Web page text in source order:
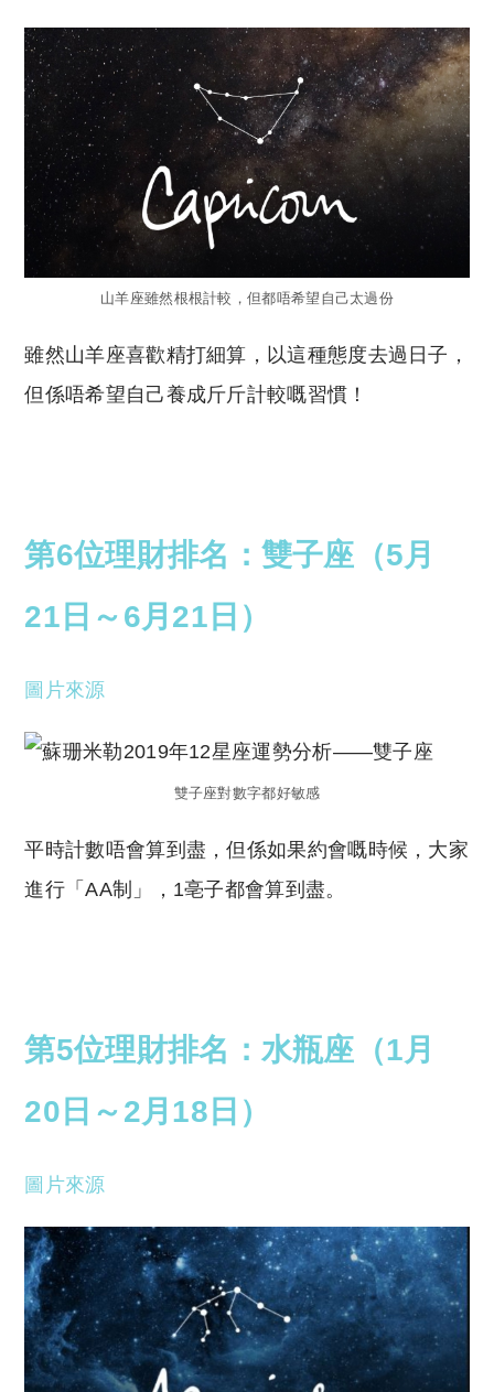
山羊座雖然根根計較，但都唔希望自己太過份
雖然山羊座喜歡精打細算，以這種態度去過日子，
但係唔希望自己養成斤斤計較嘅習慣！
第6位理財排名：雙子座（5月
21日～6月21日）
圖片來源
雙子座對數字都好敏感
平時計數唔會算到盡，但係如果約會嘅時候，大家
進行「AA制」，1亳子都會算到盡。
第5位理財排名：水瓶座（1月
20日～2月18日）
圖片來源